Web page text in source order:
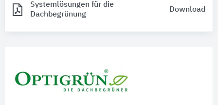
Systemlösungen für die
Dachbegrünung
Download